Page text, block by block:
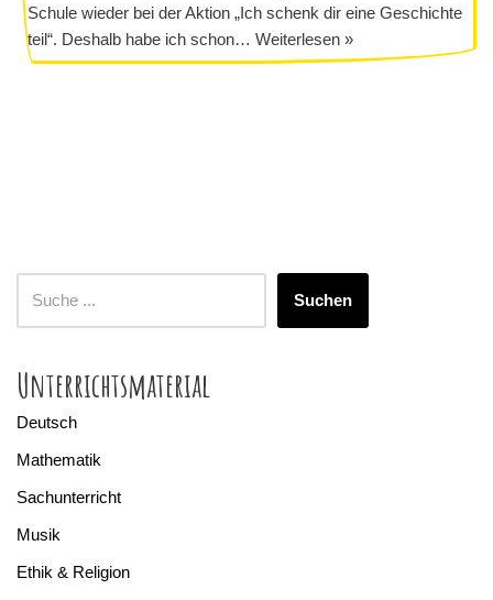
Schule wieder bei der Aktion „Ich schenk dir eine Geschichte
teil“. Deshalb habe ich schon… Weiterlesen »
Suchen
Unterrichtsmaterial
Deutsch
Mathematik
Sachunterricht
Musik
Ethik & Religion